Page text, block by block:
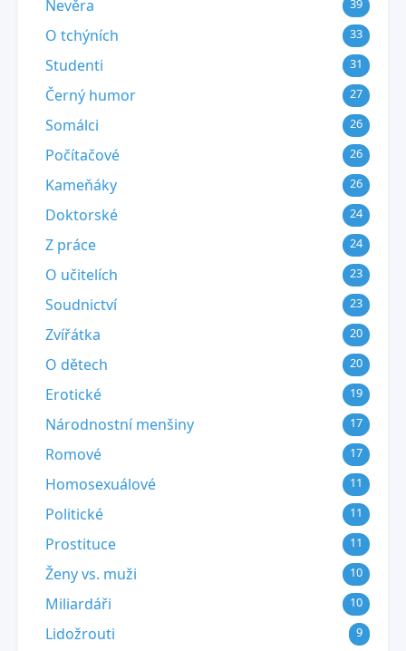
Nevěra 39
O tchýních 33
Studenti 31
Černý humor 27
Somálci 26
Počítačové 26
Kameňáky 26
Doktorské 24
Z práce 24
O učitelích 23
Soudnictví 23
Zvířátka 20
O dětech 20
Erotické 19
Národnostní menšiny 17
Romové 17
Homosexuálové 11
Politické 11
Prostituce 11
Ženy vs. muži 10
Miliardáři 10
Lidožrouti 9